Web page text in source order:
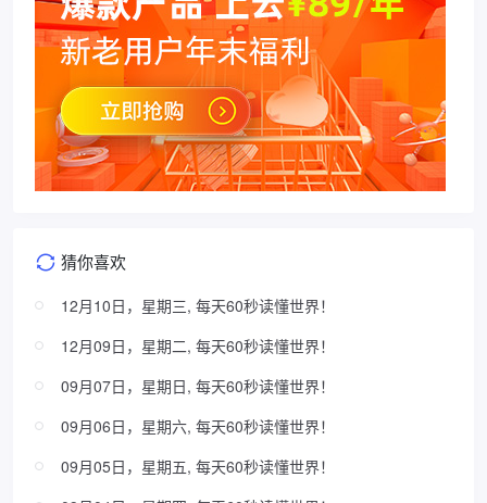
猜你喜欢
12月10日，星期三, 每天60秒读懂世界！
12月09日，星期二, 每天60秒读懂世界！
09月07日，星期日, 每天60秒读懂世界！
09月06日，星期六, 每天60秒读懂世界！
09月05日，星期五, 每天60秒读懂世界！